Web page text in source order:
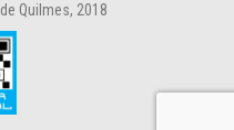
Quilmes, 2018